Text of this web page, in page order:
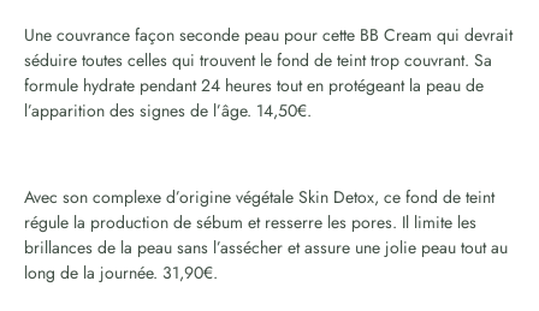
Une couvrance façon seconde peau pour cette BB Cream qui devrait
séduire toutes celles qui trouvent le fond de teint trop couvrant. Sa
formule hydrate pendant 24 heures tout en protégeant la peau de
l’apparition des signes de l’âge. 14,50€.
Avec son complexe d’origine végétale Skin Detox, ce fond de teint
régule la production de sébum et resserre les pores. Il limite les
brillances de la peau sans l’assécher et assure une jolie peau tout au
long de la journée. 31,90€.